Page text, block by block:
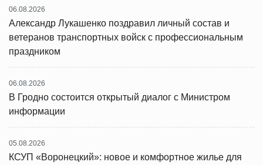
06.08.2026
Александр Лукашенко поздравил личный состав и
ветеранов транспортных войск с профессиональным
праздником
06.08.2026
В Гродно состоится открытый диалог с Министром
информации
05.08.2026
КСУП «Воронецкий»: новое и комфортное жилье для